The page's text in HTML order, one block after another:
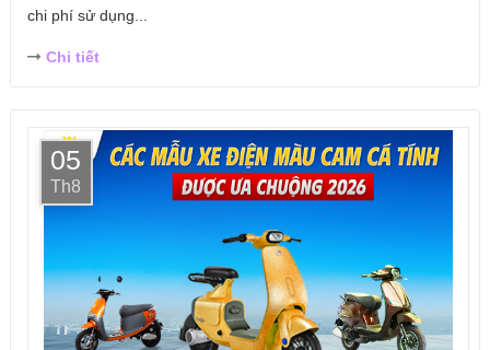
chi phí sử dụng...
Chi tiết
05
Th8